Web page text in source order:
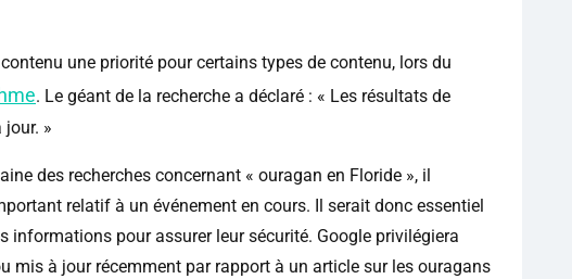
une priorité pour certains types de contenu, lors du
. Le géant de la recherche a déclaré : « Les résultats de
»
des recherches concernant « ouragan en Floride », il
relatif à un événement en cours. Il serait donc essentiel
informations pour assurer leur sécurité. Google privilégiera
mis à jour récemment par rapport à un article sur les ouragans